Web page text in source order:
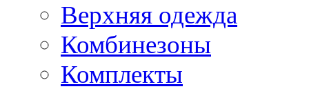
Верхняя одежда
Комбинезоны
Комплекты